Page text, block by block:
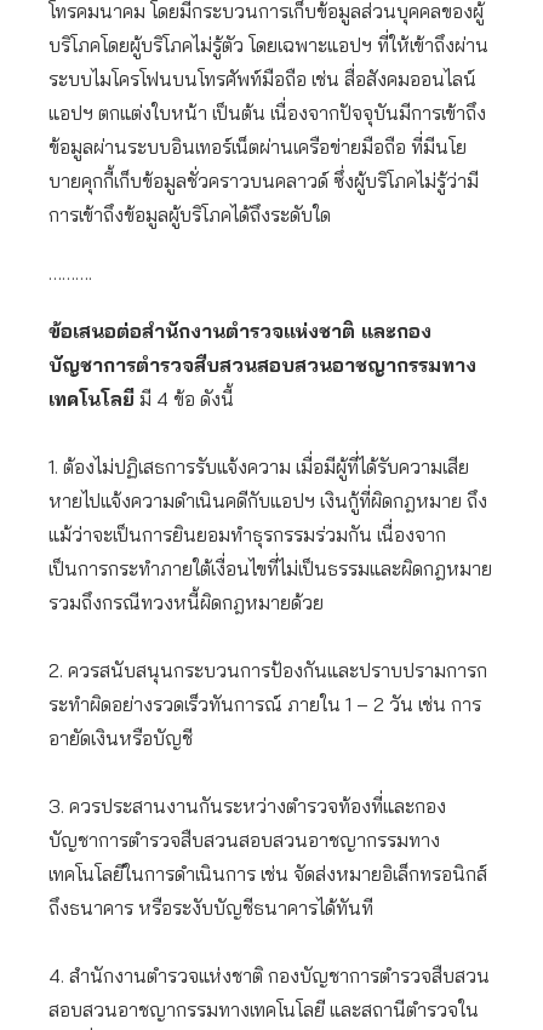
โทรคมนาคม โดยมีกระบวนการเก็บข้อมูลส่วนบุคคลของผู้
บริโภคโดยผู้บริโภคไม่รู้ตัว โดยเฉพาะแอปฯ ที่ให้เข้าถึงผ่าน
ระบบไมโครโฟนบนโทรศัพท์มือถือ เช่น สื่อสังคมออนไลน์
แอปฯ ตกแต่งใบหน้า เป็นต้น เนื่องจากปัจจุบันมีการเข้าถึง
ข้อมูลผ่านระบบอินเทอร์เน็ตผ่านเครือข่ายมือถือ ที่มีนโย
บายคุกกี้เก็บข้อมูลชั่วคราวบนคลาวด์ ซึ่งผู้บริโภคไม่รู้ว่ามี
การเข้าถึงข้อมูลผู้บริโภคได้ถึงระดับใด
……….
ข้อเสนอต่อสำนักงานตำรวจแห่งชาติ และกอง
บัญชาการตำรวจสืบสวนสอบสวนอาชญากรรมทาง
เทคโนโลยี มี 4 ข้อ ดังนี้
1. ต้องไม่ปฏิเสธการรับแจ้งความ เมื่อมีผู้ที่ได้รับความเสีย
หายไปแจ้งความดำเนินคดีกับแอปฯ เงินกู้ที่ผิดกฎหมาย ถึง
แม้ว่าจะเป็นการยินยอมทำธุรกรรมร่วมกัน เนื่องจาก
เป็นการกระทำภายใต้เงื่อนไขที่ไม่เป็นธรรมและผิดกฎหมาย
รวมถึงกรณีทวงหนี้ผิดกฎหมายด้วย
2. ควรสนับสนุนกระบวนการป้องกันและปราบปรามการก
ระทำผิดอย่างรวดเร็วทันการณ์ ภายใน 1 – 2 วัน เช่น การ
อายัดเงินหรือบัญชี
3. ควรประสานงานกันระหว่างตำรวจท้องที่และกอง
บัญชาการตำรวจสืบสวนสอบสวนอาชญากรรมทาง
เทคโนโลยีในการดำเนินการ เช่น จัดส่งหมายอิเล็กทรอนิกส์
ถึงธนาคาร หรือระงับบัญชีธนาคารได้ทันที
4. สำนักงานตำรวจแห่งชาติ กองบัญชาการตำรวจสืบสวน
สอบสวนอาชญากรรมทางเทคโนโลยี และสถานีตำรวจใน